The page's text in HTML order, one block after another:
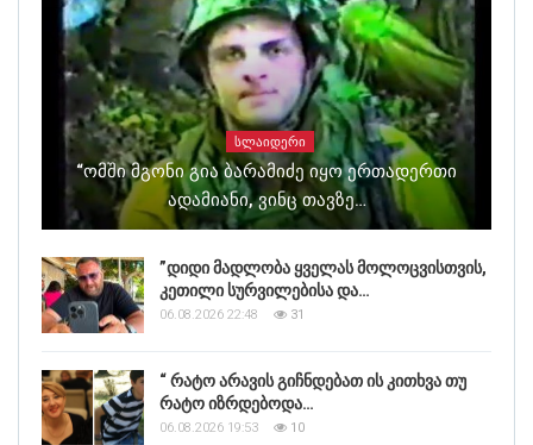
ᲡᲚᲐᲘᲓᲔᲠᲘ
“ომში Მგონი Გია Ბარამიძე Იყო Ერთადერთი
Ადამიანი, Ვინც Თავზე…
”დიდი მადლობა ყველას მოლოცვისთვის,
კეთილი სურვილებისა და…
06.08.2026 22:48 31
“ რატო არავის გიჩნდებათ ის კითხვა თუ
რატო იზრდებოდა…
06.08.2026 19:53 10